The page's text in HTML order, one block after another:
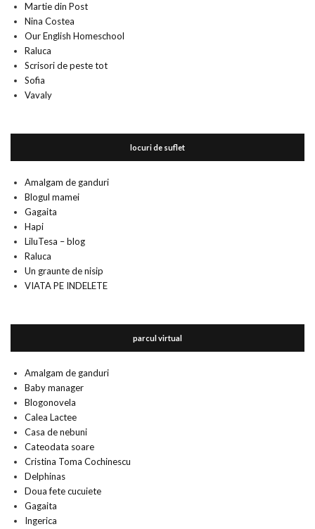
Martie din Post
Nina Costea
Our English Homeschool
Raluca
Scrisori de peste tot
Sofia
Vavaly
locuri de suflet
Amalgam de ganduri
Blogul mamei
Gagaita
Hapi
LiluTesa – blog
Raluca
Un graunte de nisip
VIATA PE INDELETE
parcul virtual
Amalgam de ganduri
Baby manager
Blogonovela
Calea Lactee
Casa de nebuni
Cateodata soare
Cristina Toma Cochinescu
Delphinas
Doua fete cucuiete
Gagaita
Ingerica